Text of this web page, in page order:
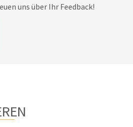
uns über Ihr Feedback!